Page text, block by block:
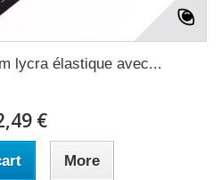
lycra élastique avec...
€
More